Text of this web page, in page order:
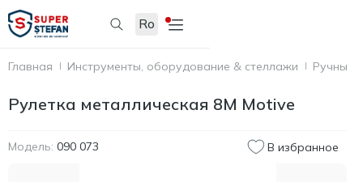
Ro
Главная Инструменты, оборудование & стеллажи Ручные
Рулетка металлическая 8M Motive
Модель: 090 073 В избранное